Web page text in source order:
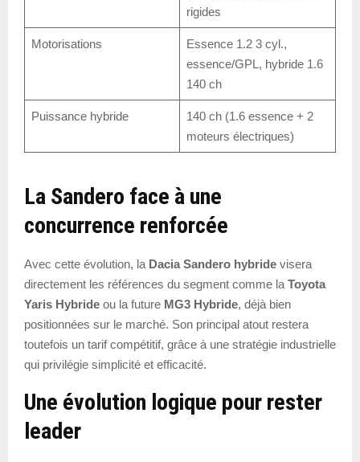
rigides
Motorisations
Essence 1.2 3 cyl.,
essence/GPL, hybride 1.6
140 ch
Puissance hybride
140 ch (1.6 essence + 2
moteurs électriques)
La Sandero face à une
concurrence renforcée
Avec cette évolution, la Dacia Sandero hybride visera
directement les références du segment comme la Toyota
Yaris Hybride ou la future MG3 Hybride, déjà bien
positionnées sur le marché. Son principal atout restera
toutefois un tarif compétitif, grâce à une stratégie industrielle
qui privilégie simplicité et efficacité.
Une évolution logique pour rester
leader